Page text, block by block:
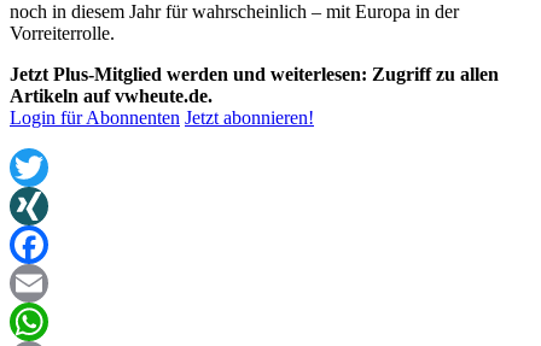
noch in diesem Jahr für wahrscheinlich – mit Europa in der
Vorreiterrolle.
Jetzt Plus-Mitglied werden und weiterlesen: Zugriff zu allen
Artikeln auf vwheute.de.
Login für Abonnenten Jetzt abonnieren!
Twitter
XING
Facebook
Email